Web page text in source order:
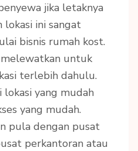
jika letaknya
ini sangat
bisnis rumah kost.
untuk
terlebih dahulu.
lokasi yang mudah
yang mudah.
pula dengan pusat
perkantoran atau